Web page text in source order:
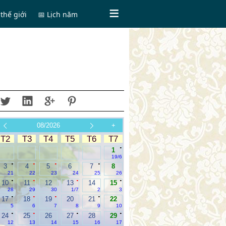
giới 📅 Lịch năm
08/2026 +
T2 T3 T4 T5 T6 T7
.
1
19/6
.
3
21
.
4
22
.
5
23
6
24
.
7
25
8
26
.
10
28
.
11
29
12
30
.
13
1/7
14
2
.
15
3
.
17
5
.
18
6
.
19
7
20
8
.
21
9
22
10
.
24
12
.
25
13
26
14
.
27
15
28
16
.
29
17